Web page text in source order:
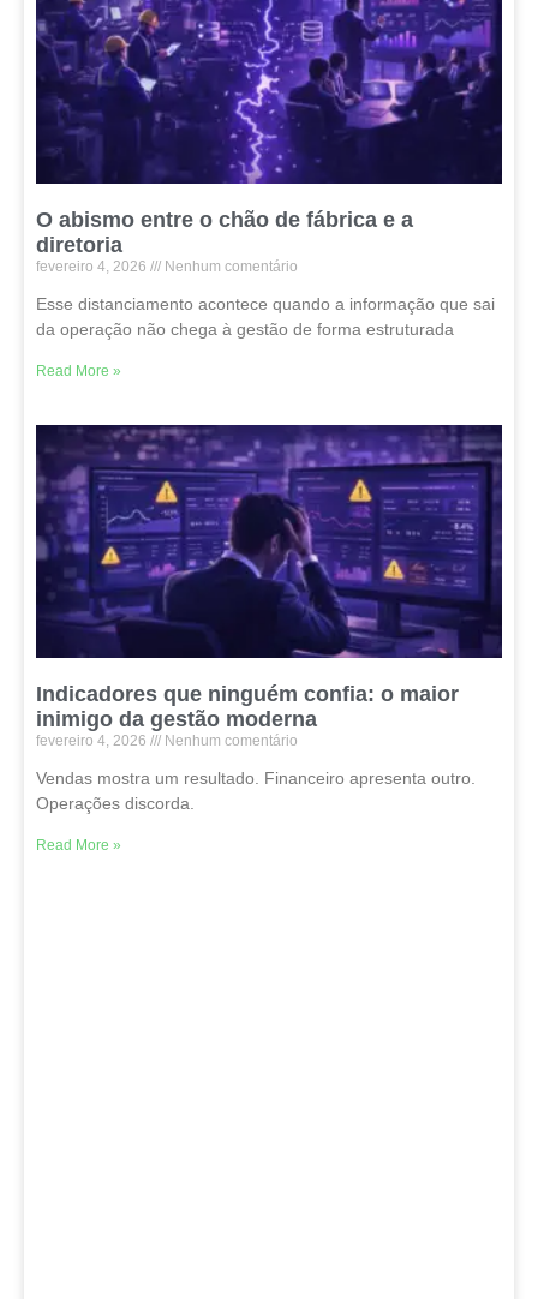
O abismo entre o chão de fábrica e a
diretoria
fevereiro 4, 2026 Nenhum comentário
Esse distanciamento acontece quando a informação que sai
da operação não chega à gestão de forma estruturada
Read More »
Indicadores que ninguém confia: o maior
inimigo da gestão moderna
fevereiro 4, 2026 Nenhum comentário
Vendas mostra um resultado. Financeiro apresenta outro.
Operações discorda.
Read More »